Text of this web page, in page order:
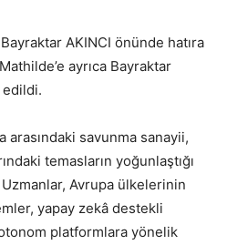
AKINCI önünde hatıra
ayrıca Bayraktar
edildi.
savunma sanayii,
temasların yoğunlaştığı
Avrupa ülkelerinin
yapay zekâ destekli
platformlara yönelik